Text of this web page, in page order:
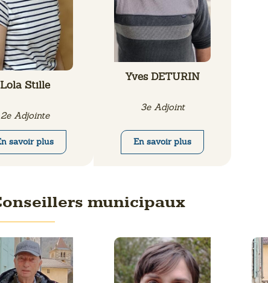
Lola Stille
2e Adjointe
savoir plus
Yves DETURIN
3e Adjoint
En savoir plus
municipaux